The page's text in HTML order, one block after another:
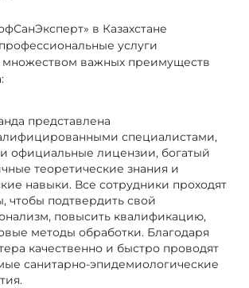
в Казахстане
услуги
множеством важных преимуществ
представлена
специалистами,
официальные лицензии, богатый
теоретические знания и
навыки. Все сотрудники проходят
чтобы подтвердить свой
повысить квалификацию,
методы обработки. Благодаря
качественно и быстро проводят
санитарно-эпидемиологические